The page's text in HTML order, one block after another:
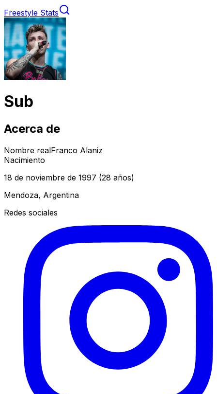
Freestyle Stats
Sub
Acerca de
Nombre realFranco Alaniz
Nacimiento
18 de noviembre de 1997 (28 años)
Mendoza, Argentina
Redes sociales